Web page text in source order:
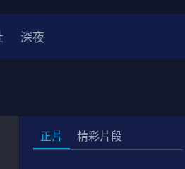
深夜
正片 精彩片段